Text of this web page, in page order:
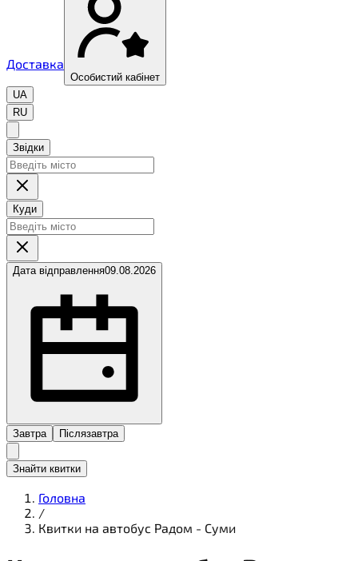
Доставка
Особистий кабінет
UA
RU
Звідки
Куди
Дата відправлення09.08.2026
Завтра Післязавтра
Знайти квитки
Головна
/
Квитки на автобус Радом - Суми